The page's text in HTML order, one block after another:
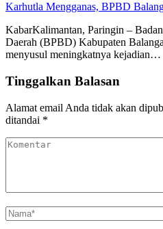
Karhutla Mengganas, BPBD
KabarKalimantan, Paringin –
Daerah (BPBD) Kabupaten
menyusul meningkatnya kejadian…
Tinggalkan Balasan
Alamat email Anda tidak akan
ditandai *